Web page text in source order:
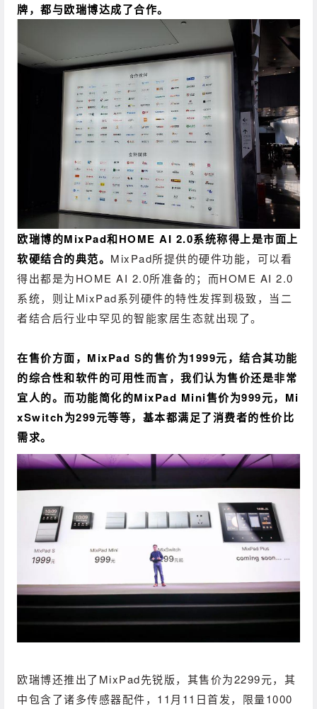
牌，都与欧瑞博达成了合作。
欧瑞博的MixPad和HOME AI 2.0系统称得上是市面上
软硬结合的典范。 MixPad所提供的硬件功能，可以看
得出都是为HOME AI 2.0所准备的； 而HOME AI 2.0
系统，则让MixPad系列硬件的特性发挥到极致，当二
者结合后行业中罕见的智能家居生态就出现了。
在售价方面，MixPad S的售价为1999元，结合其功能
的综合性和软件的可用性而言，我们认为售价还是非常
宜人的。 而功能简化的MixPad Mini售价为999元，Mi
xSwitch为299元等等，基本都满足了消费者的性价比
需求。
欧瑞博还推出了MixPad先锐版，其售价为2299元，其
中包含了诸多传感器配件，11月11日首发，限量1000